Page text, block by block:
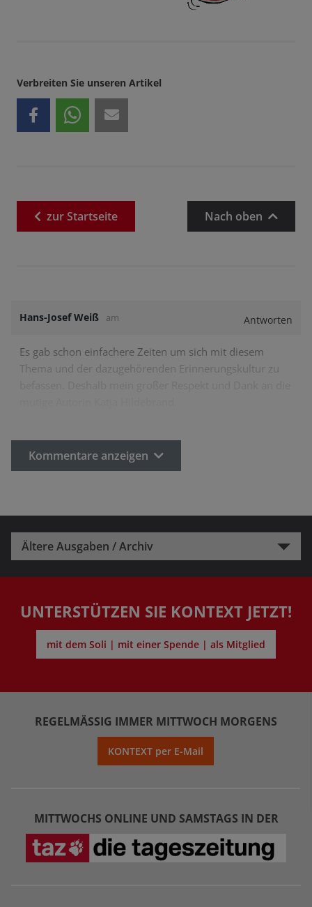
Verbreiten Sie unseren Artikel
zurStartseite Nach oben
Hans-Josef Weiß am Antworten
Es gab schon einfachere Zeiten um sich mit diesem
Thema und der dazugehörenden Erinnerungskultur zu
Kommentare anzeigen
Ältere Ausgaben / Archiv
UNTERSTÜTZEN SIE KONTEXT JETZT!
mit dem Soli | mit einer Spende | als Mitglied
REGELMÄSSIG IMMER MITTWOCH MORGENS
KONTEXT per E-Mail
MITTWOCHS ONLINE UND SAMSTAGS IN DER